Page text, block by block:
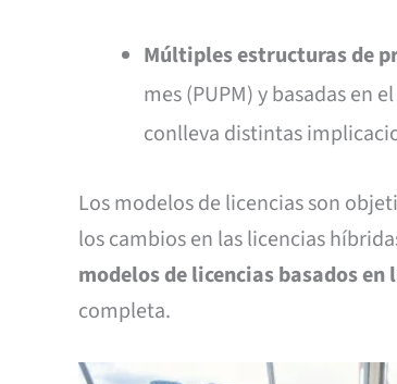
Múltiples estructuras de
mes (PUPM) y basadas en
conlleva distintas
Los modelos de licencias son
los cambios en las licencias
modelos de licencias basados en
completa.